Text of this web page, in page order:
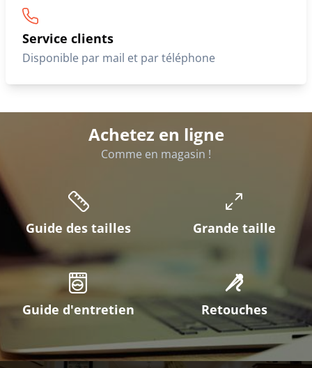
Service clients
Disponible par mail et par téléphone
Achetez en ligne
Comme en magasin !
Guide des tailles Grande taille
Guide d'entretien Retouches